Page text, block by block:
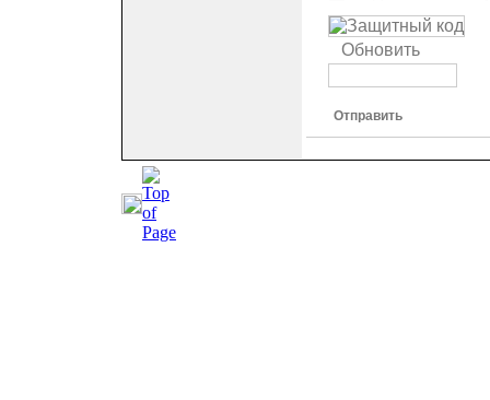
Обновить
Отправить